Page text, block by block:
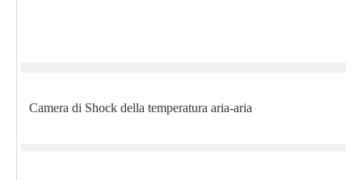
Camera di Shock della temperatura aria-aria